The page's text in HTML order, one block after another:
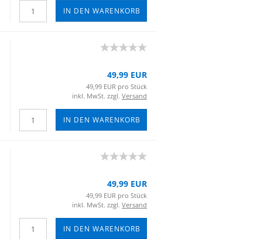
IN DEN WARENKORB
49,99 EUR
49,99 EUR pro Stück
inkl. MwSt. zzgl. Versand
IN DEN WARENKORB
49,99 EUR
49,99 EUR pro Stück
inkl. MwSt. zzgl. Versand
IN DEN WARENKORB